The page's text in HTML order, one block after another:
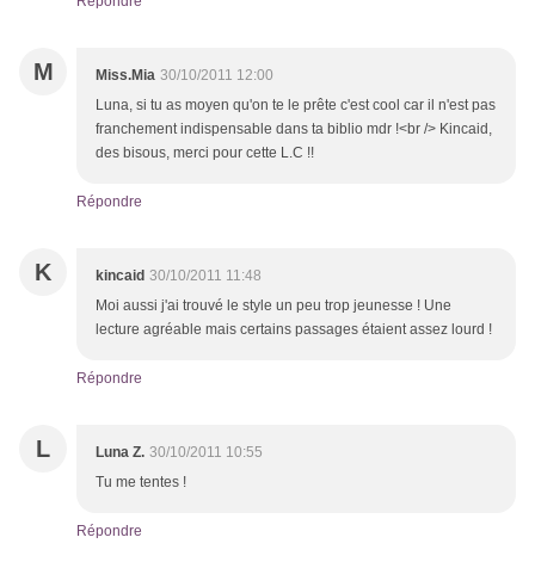
M Miss.Mia 30/10/2011 12:00
Luna, si tu as moyen qu'on te le prête c'est cool car il n'est pas
franchement indispensable dans ta biblio mdr !<br /> Kincaid,
des bisous, merci pour cette L.C !!
Répondre
K kincaid 30/10/2011 11:48
Moi aussi j'ai trouvé le style un peu trop jeunesse ! Une
lecture agréable mais certains passages étaient assez lourd !
Répondre
L Luna Z. 30/10/2011 10:55
Tu me tentes !
Répondre